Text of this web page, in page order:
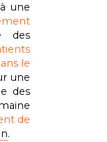
une
des
le
une
des
de
.